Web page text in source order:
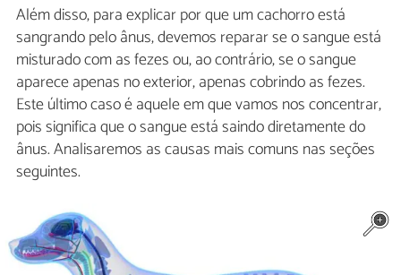
Além disso, para explicar por que um cachorro está
sangrando pelo ânus, devemos reparar se o sangue está
misturado com as fezes ou, ao contrário, se o sangue
aparece apenas no exterior, apenas cobrindo as fezes.
Este último caso é aquele em que vamos nos concentrar,
pois significa que o sangue está saindo diretamente do
ânus. Analisaremos as causas mais comuns nas seções
seguintes.